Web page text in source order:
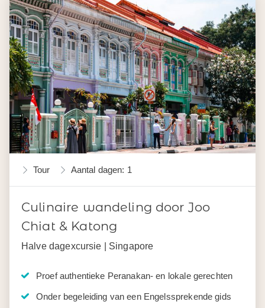
Tour Aantal dagen: 1
Culinaire wandeling door Joo
Chiat & Katong
Halve dagexcursie | Singapore
Proef authentieke Peranakan- en lokale gerechten
Onder begeleiding van een Engelssprekende gids